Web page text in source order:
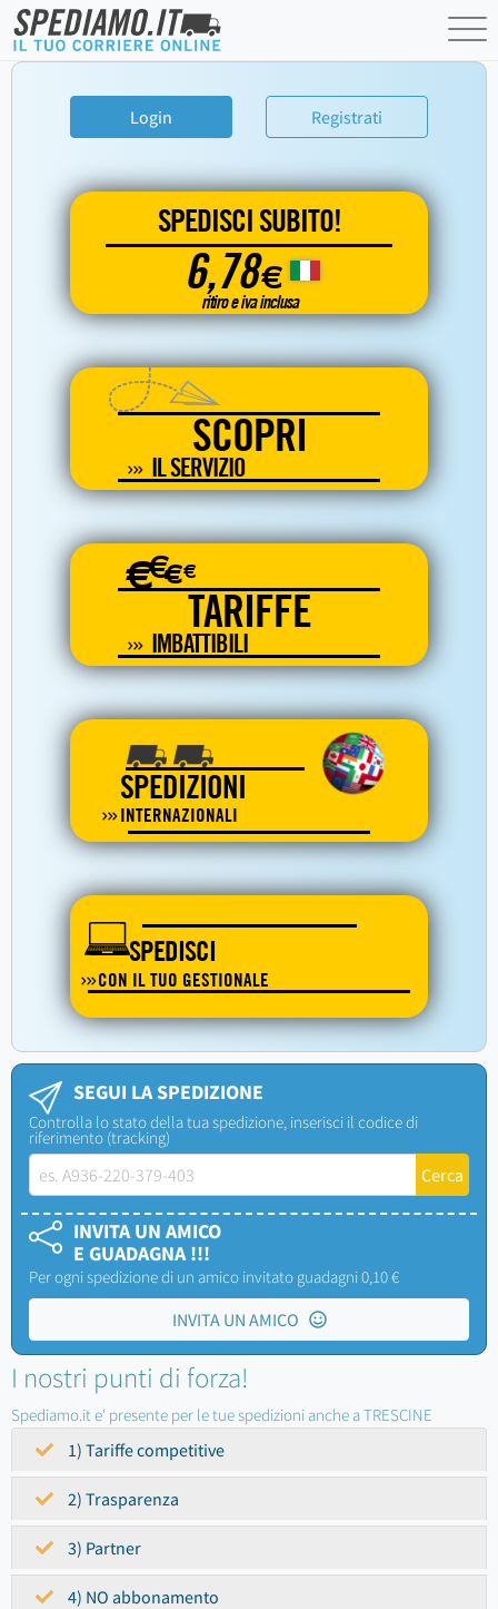
Login Registrati
SPEDISCI SUBITO!
6,78€
ritiro e iva inclusa
SCOPRI
IL SERVIZIO
€€€€
TARIFFE
IMBATTIBILI
SPEDIZIONI
INTERNAZIONALI
SPEDISCI
CON IL TUO GESTIONALE
SEGUI LA SPEDIZIONE
Controlla lo stato della tua spedizione, inserisci il codice di
riferimento (tracking)
INVITA UN AMICO
E GUADAGNA !!!
Per ogni spedizione di un amico invitato guadagni 0,10 €
INVITA UN AMICO
I nostri punti di forza!
Spediamo.it e' presente per le tue spedizioni anche a TRESCINE
1) Tariffe competitive
2) Trasparenza
3) Partner
4) NO abbonamento